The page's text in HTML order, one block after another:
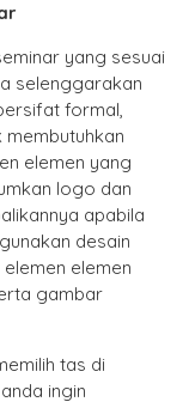
yang sesuai
selenggarakan
formal,
elemen yang
logo dan
apabila
desain
elemen
gambar
tas di
ingin